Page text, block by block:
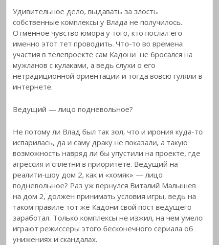
Удивительное дело, выдавать за злость
собственные комплексы у Влада не получилось.
Отменное чувство юмора у того, кто послал его
именно этот тет проводить. Что-то во времена
участия в телепроекте сам Кадони не бросался на
мужланов с кулаками, а ведь слухи о его
нетрадиционной ориентации и тогда вовсю гуляли в
интернете.
Ведущий — лицо подневольное?
Не потому ли Влад был так зол, что и ирония куда-то
испарилась, да и саму драку не показали, а такую
возможность навряд ли бы упустили на проекте, где
агрессия и сплетни в приоритете. Ведущий на
реалити-шоу дом 2, как и «хомяк» — лицо
подневольное? Раз уж вернулся Виталий Малышев
на дом 2, должен принимать условия игры, ведь на
таком правиле тот же Кадони свой пост ведущего
заработал. Только комплексы не изжил, на чем умело
играют режиссеры этого бесконечного сериала об
унижениях и скандалах.